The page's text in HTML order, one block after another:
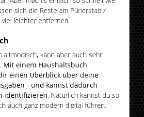
sich die Reste am Pürierstab /
leichter entfernen.
altmodisch, kann aber auch sehr
Mit einem Haushaltsbuch
einen Überblick über deine
- und kannst dadurch
identifizieren. Natürlich kannst du so
auch ganz modern digital führen.